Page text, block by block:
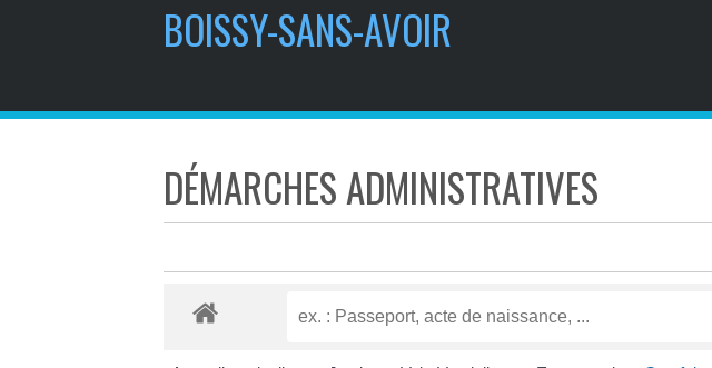
BOISSY-SANS-AVOIR
DÉMARCHES ADMINISTRATIVES